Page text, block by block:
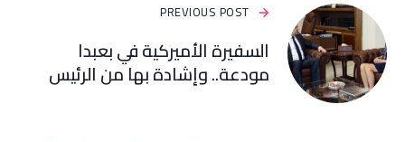
PREVIOUS POST
السفيرة الأميركية في بعبدا
مودعة.. وإشادة بها من الرئيس